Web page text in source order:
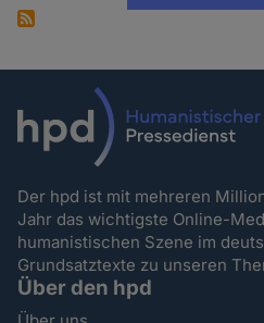
Der hpd ist mit mehreren
Jahr das wichtigste Online-
humanistischen Szene im
Grundsatztexte zu unseren
Über den hpd